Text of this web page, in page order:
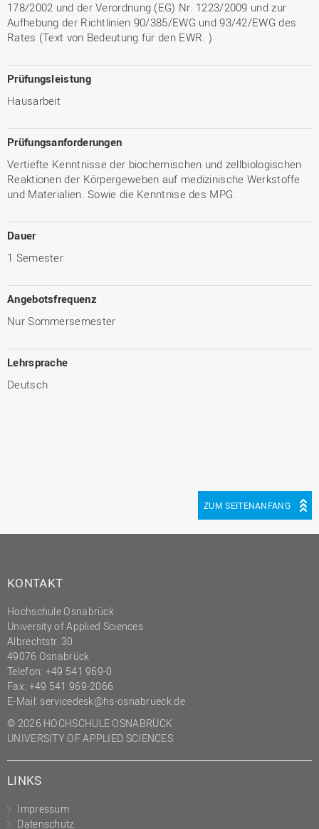
178/2002 und der Verordnung (EG) Nr. 1223/2009 und zur
Aufhebung der Richtlinien 90/385/EWG und 93/42/EWG des
Rates (Text von Bedeutung für den EWR. )
Prüfungsleistung
Hausarbeit
Prüfungsanforderungen
Vertiefte Kenntnisse der biochemischen und zellbiologischen
Reaktionen der Körpergeweben auf medizinische Werkstoffe
und Materialien. Sowie die Kenntnise des MPG.
Dauer
1 Semester
Angebotsfrequenz
Nur Sommersemester
Lehrsprache
Deutsch
ZUM SEITENANFANG
KONTAKT
Hochschule Osnabrück
University of Applied Sciences
Albrechtstr. 30
49076 Osnabrück
Telefon: +49 541 969-0
Fax: +49 541 969-2066
E-Mail: servicedesk@hs-osnabrueck.de
© 2026 HOCHSCHULE OSNABRÜCK
UNIVERSITY OF APPLIED SCIENCES
LINKS
Impressum
Datenschutz